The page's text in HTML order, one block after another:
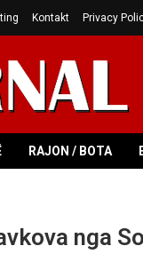
Kontakt Privacy
RAJON / BOTA
nga